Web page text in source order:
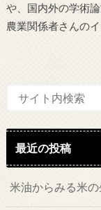
や、国内外の学術
農業関係者さんの
最近の投稿
米油からみる米